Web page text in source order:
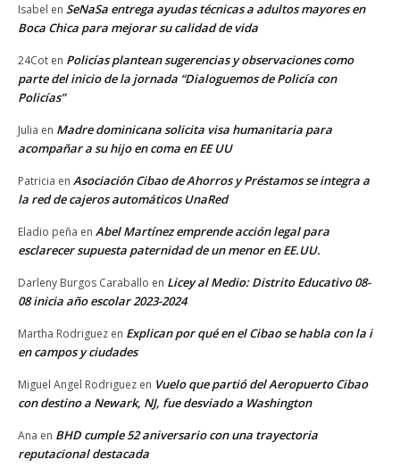
Isabel en SeNaSa entrega ayudas técnicas a adultos mayores en
Boca Chica para mejorar su calidad de vida
24Cot en Policías plantean sugerencias y observaciones como
parte del inicio de la jornada “Dialoguemos de Policía con
Policías”
Julia en Madre dominicana solicita visa humanitaria para
acompañar a su hijo en coma en EE UU
Patricia en Asociación Cibao de Ahorros y Préstamos se integra a
la red de cajeros automáticos UnaRed
Eladio peña en Abel Martínez emprende acción legal para
esclarecer supuesta paternidad de un menor en EE.UU.
Darleny Burgos Caraballo en Licey al Medio: Distrito Educativo 08-
08 inicia año escolar 2023-2024
Martha Rodriguez en Explican por qué en el Cibao se habla con la i
en campos y ciudades
Miguel Angel Rodriguez en Vuelo que partió del Aeropuerto Cibao
con destino a Newark, NJ, fue desviado a Washington
Ana en BHD cumple 52 aniversario con una trayectoria
reputacional destacada